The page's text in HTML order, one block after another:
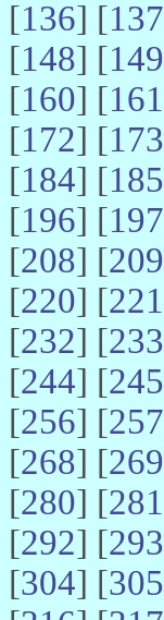
[136] [137
[148] [149
[160] [161
[172] [173
[184] [185
[196] [197
[208] [209
[220] [221
[232] [233
[244] [245
[256] [257
[268] [269
[280] [281
[292] [293
[304] [305